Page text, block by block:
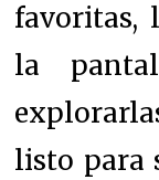
favoritas,
la
listo para